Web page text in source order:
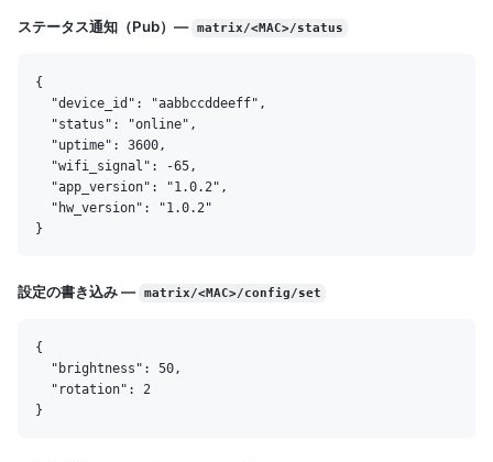
ステータス通知（Pub）— matrix/<MAC>/status
{
  "device_id": "aabbccddeeff",
  "status": "online",
  "uptime": 3600,
  "wifi_signal": -65,
  "app_version": "1.0.2",
  "hw_version": "1.0.2"
設定の書き込み — matrix/<MAC>/config/set
{
  "brightness": 50,
  "rotation": 2